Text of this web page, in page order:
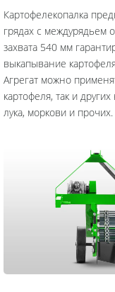
Картофелекопалка
грядах с междурядьем
захвата 540 мм
выкапывание
Агрегат можно
картофеля, так и
лука, моркови и прочих.